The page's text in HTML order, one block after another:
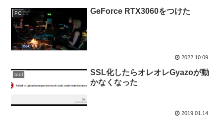
PC GeForce RTX3060をつけた
2022.10.09
tool
SSL化したらオレオレGyazoが動
かなくなった
2019.01.14